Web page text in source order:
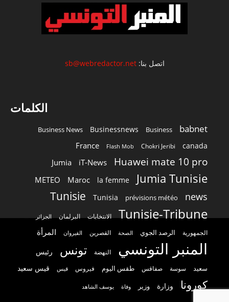
اتصل بنا:sb@webredactor.net
الكلمات
babnet
Business
Businessnews
Business News
canada
Chokri Jeribi
Flash Mob
France
Huawei mate 10 pro
iT-News
Jumia
Jumia Tunisie
la femme
Maroc
METEO
news
prévisions météo
Tunisia
Tunisie
Tunisie-Tribune الانتخابات البرلمان الجزائر
الجمهورية الرصد الجوي الصحة القصرين القيروان المرأة
المنبر التونسي النهضة تونس رئيس
سعيد سوسة صفاقس طقس اليوم فيروس قيس قيس سعيد
كورونا وزارة وزير وفاة يوسف الشاهد